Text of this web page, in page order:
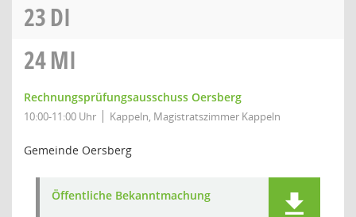
23DI
24MI
Rechnungsprüfungsausschuss Oersberg
10:00-11:00 Uhr Kappeln, Magistratszimmer Kappeln
Gemeinde Oersberg
Öffentliche Bekanntmachung